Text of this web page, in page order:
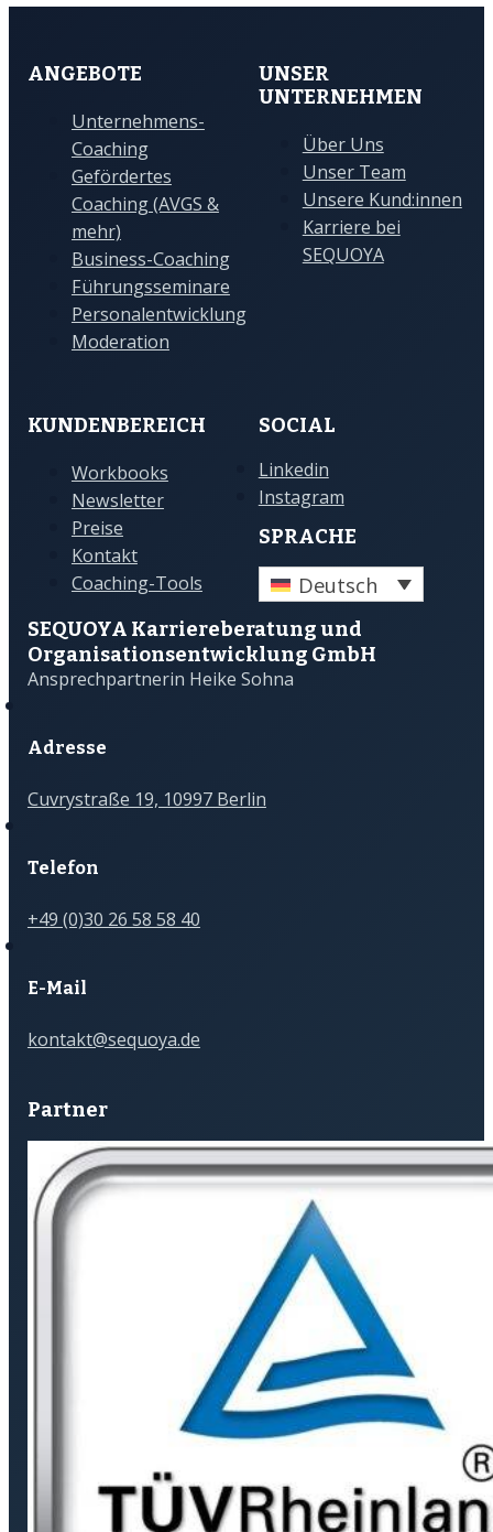
ANGEBOTE
Unternehmens-
Coaching
Gefördertes
Coaching (AVGS &
mehr)
Business-Coaching
Führungsseminare
Personalentwicklung
Moderation
UNSER
UNTERNEHMEN
Über Uns
Unser Team
Unsere Kund:innen
Karriere bei
SEQUOYA
KUNDENBEREICH
Workbooks
Newsletter
Preise
Kontakt
Coaching-Tools
SOCIAL
Linkedin
Instagram
SPRACHE
Deutsch
SEQUOYA Karriere­­beratung und
Organisations­­entwicklung GmbH
Ansprechpartnerin Heike Sohna
Adresse
Cuvrystraße 19, 10997 Berlin
Telefon
+49 (0)30 26 58 58 40
E-Mail
kontakt@sequoya.de
Partner